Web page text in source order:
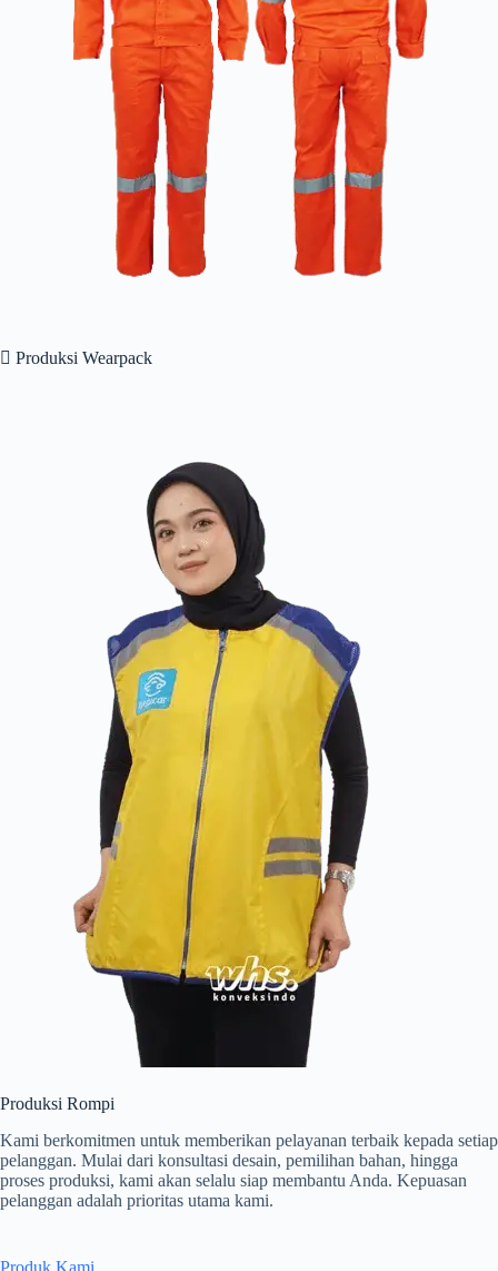
 Produksi Wearpack
Produksi Rompi
Kami berkomitmen untuk memberikan pelayanan terbaik kepada setiap
pelanggan. Mulai dari konsultasi desain, pemilihan bahan, hingga
proses produksi, kami akan selalu siap membantu Anda. Kepuasan
pelanggan adalah prioritas utama kami.
Produk Kami